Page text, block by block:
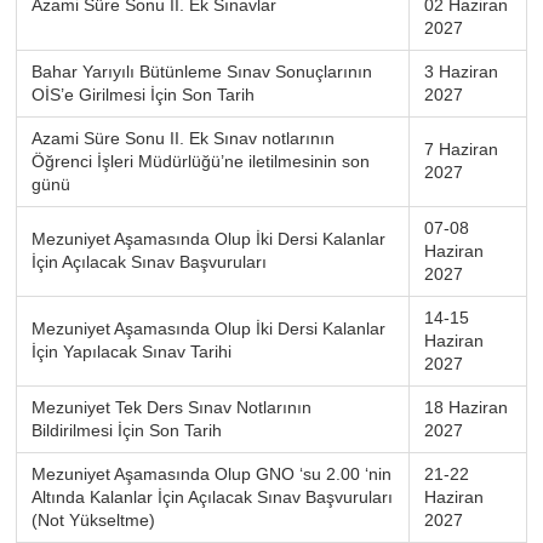
Azami Süre Sonu II. Ek Sınavlar
02 Haziran
2027
Bahar Yarıyılı Bütünleme Sınav Sonuçlarının
OİS’e Girilmesi İçin Son Tarih
3 Haziran
2027
Azami Süre Sonu II. Ek Sınav notlarının
Öğrenci İşleri Müdürlüğü’ne iletilmesinin son
günü
7 Haziran
2027
Mezuniyet Aşamasında Olup İki Dersi Kalanlar
İçin Açılacak Sınav Başvuruları
07-08
Haziran
2027
Mezuniyet Aşamasında Olup İki Dersi Kalanlar
İçin Yapılacak Sınav Tarihi
14-15
Haziran
2027
Mezuniyet Tek Ders Sınav Notlarının
Bildirilmesi İçin Son Tarih
18 Haziran
2027
Mezuniyet Aşamasında Olup GNO ‘su 2.00 ‘nin
Altında Kalanlar İçin Açılacak Sınav Başvuruları
(Not Yükseltme)
21-22
Haziran
2027